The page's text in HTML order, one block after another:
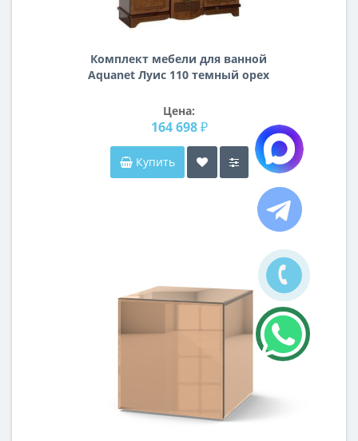
Комплект мебели для ванной
Aquanet Луис 110 темный орех
Цена:
164 698 ₽
Купить